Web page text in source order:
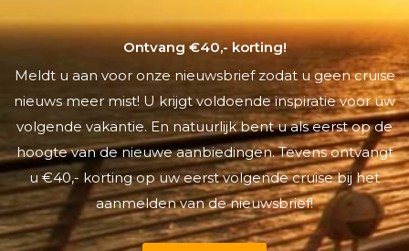
Ontvang €40,- korting!
Meldt u aan voor onze nieuwsbrief zodat u geen cruise
nieuws meer mist! U krijgt voldoende inspiratie voor uw
volgende vakantie. En natuurlijk bent u als eerst op de
hoogte van de nieuwe aanbiedingen. Tevens ontvangt
u €40,- korting op uw eerst volgende cruise bij het
aanmelden van de nieuwsbrief!